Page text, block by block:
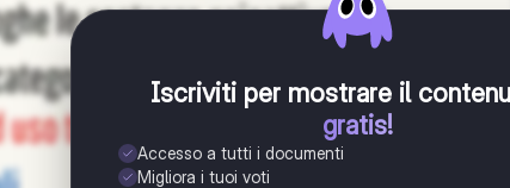
Iscriviti per mostrare il
gratis!
Accesso a tutti i documenti
Migliora i tuoi voti